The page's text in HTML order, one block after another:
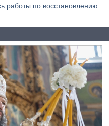
работы по восстановлению